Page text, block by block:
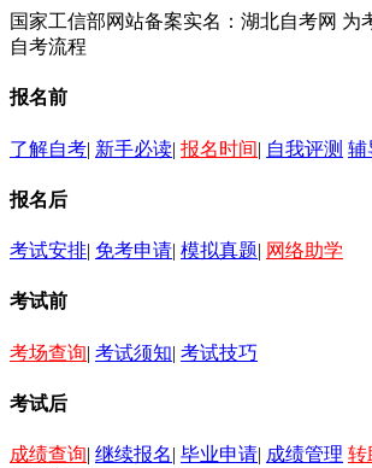
国家工信部网站备案实名：湖北自考网 为
自考流程
报名前
了解自考| 新手必读| 报名时间| 自我评测 辅
报名后
考试安排| 免考申请| 模拟真题| 网络助学
考试前
考场查询| 考试须知| 考试技巧
考试后
成绩查询| 继续报名| 毕业申请| 成绩管理 转